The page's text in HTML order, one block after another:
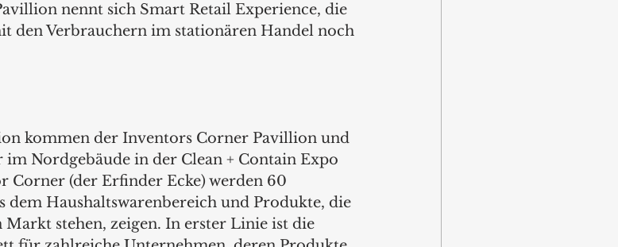
nennt sich Smart Retail Experience, die
den Verbrauchern im stationären Handel noch
kommen der Inventors Corner Pavillion und
Nordgebäude in der Clean + Contain Expo
Corner (der Erfinder Ecke) werden 60
dem Haushaltswarenbereich und Produkte, die
stehen, zeigen. In erster Linie ist die